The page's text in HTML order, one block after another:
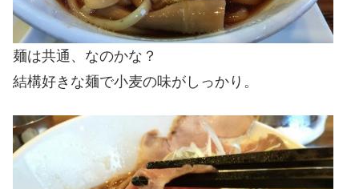
麺は共通、なのかな？
結構好きな麺で小麦の味がしっかり。